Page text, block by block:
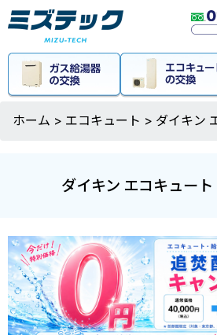
ホーム > エコキュート > ダイキン
ダイキン エコキュー